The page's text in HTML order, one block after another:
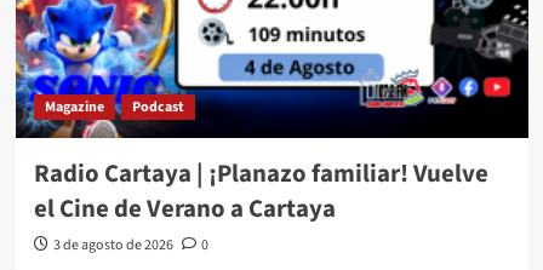
Magazine Podcast
Radio Cartaya | ¡Planazo familiar! Vuelve
el Cine de Verano a Cartaya
3 de agosto de 2026 0